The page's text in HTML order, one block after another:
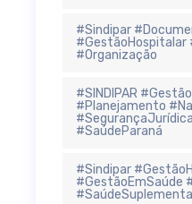
#Sindipar
#GestãoHospitalar
#Organização
#SINDIPAR
#Planejamento
#SaúdeParaná
#Sindipar
#GestãoEmSaúde